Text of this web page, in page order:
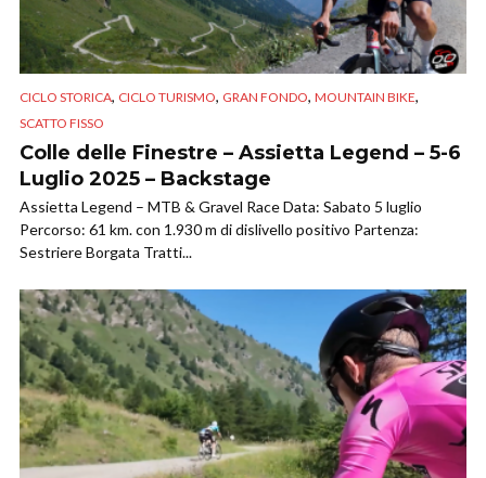
CICLO STORICA, CICLO TURISMO, GRAN FONDO, MOUNTAIN BIKE,
SCATTO FISSO
Colle delle Finestre – Assietta Legend – 5-6
Luglio 2025 – Backstage
Assietta Legend – MTB & Gravel Race Data: Sabato 5 luglio
Percorso: 61 km. con 1.930 m di dislivello positivo Partenza:
Sestriere Borgata Tratti...